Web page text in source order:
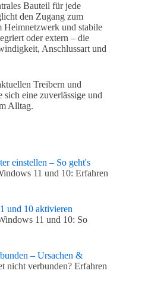
Bauteil für jede
den Zugang zum
Heimnetzwerk und stabile
oder extern – die
Anschlussart und
Treibern und
eine zuverlässige und
Alltag.
einstellen – So geht's
11 und 10: Erfahren
und 10 aktivieren
11 und 10: So
– Ursachen &
nicht verbunden? Erfahren